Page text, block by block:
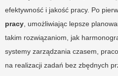
efektywność i jakość pracy. Po
pracy, umożliwiając lepsze
takim rozwiązaniom, jak
systemy zarządzania czasem,
na realizacji zadań bez zbędnych